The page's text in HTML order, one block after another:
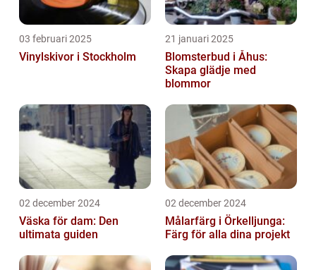
03 februari 2025
Vinylskivor i Stockholm
21 januari 2025
Blomsterbud i Åhus:
Skapa glädje med
blommor
02 december 2024
Väska för dam: Den
ultimata guiden
02 december 2024
Målarfärg i Örkelljunga:
Färg för alla dina projekt